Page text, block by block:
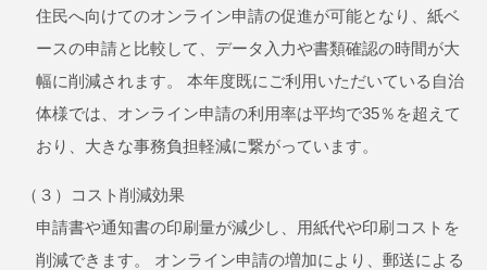
住民へ向けてのオンライン申請の促進が可能となり、紙ベ
ースの申請と比較して、データ入力や書類確認の時間が大
幅に削減されます。 本年度既にご利用いただいている自治
体様では、オンライン申請の利用率は平均で35％を超えて
おり、大きな事務負担軽減に繋がっています。
（３）コスト削減効果
申請書や通知書の印刷量が減少し、用紙代や印刷コストを
削減できます。 オンライン申請の増加により、郵送による